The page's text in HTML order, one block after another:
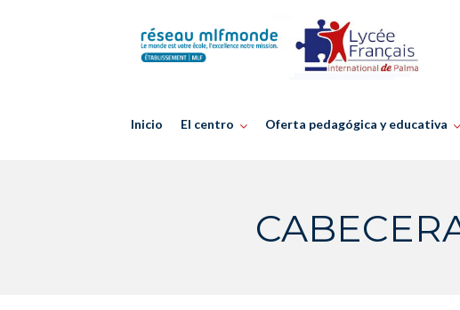
Inicio El centro Oferta pedagógica y educativa